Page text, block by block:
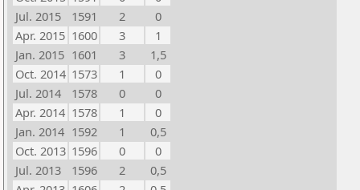
Jul. 2015
1591 2
0
Apr. 2015 1600 3
1
Jan. 2015 1601 3
1,5
Oct. 2014 1573 1
0
Jul. 2014
1578 0
0
Apr. 2014 1578 1
0
Jan. 2014 1592 1
0,5
Oct. 2013 1596 0
0
Jul. 2013
1596 2
0,5